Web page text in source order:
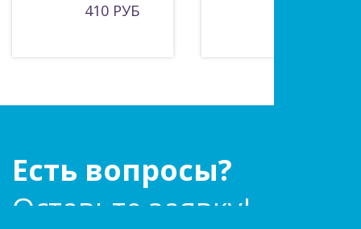
410 РУБ
Есть вопросы?
Оставьте заявку!